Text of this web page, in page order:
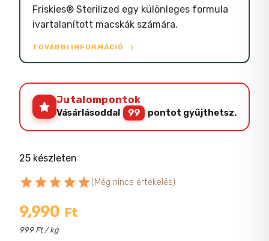
starstarstarstarstar(Még nincs értékelés)
9,990 Ft
999 Ft / kg
Friskies® Sterilized egy különleges formula
ivartalanított macskák számára.
TOVÁBBI INFORMÁCIÓ
Jutalompontok
Vásárlásoddal 99 pontot gyűjthetsz.
25 készleten